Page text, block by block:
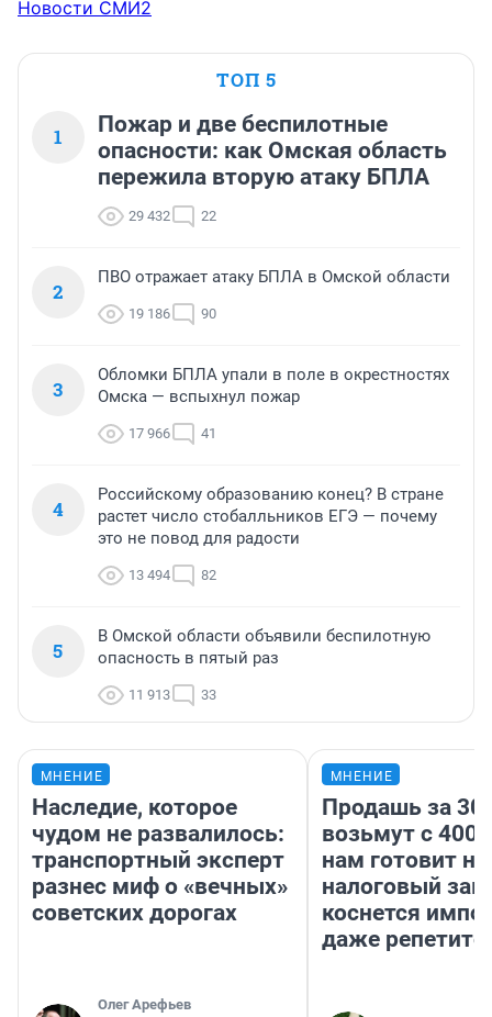
Новости СМИ2
ТОП 5
1
Пожар и две беспилотные
опасности: как Омская область
пережила вторую атаку БПЛА
29 432 22
2
ПВО отражает атаку БПЛА в Омской области
19 186 90
3
Обломки БПЛА упали в поле в окрестностях
Омска — вспыхнул пожар
17 966 41
4
Российскому образованию конец? В стране
растет число стобалльников ЕГЭ — почему
это не повод для радости
13 494 82
5
В Омской области объявили беспилотную
опасность в пятый раз
11 913 33
МНЕНИЕ
Наследие, которое
чудом не развалилось:
транспортный эксперт
разнес миф о «вечных»
советских дорогах
Олег Арефьев
МНЕНИЕ
Продашь за
возьмут с
нам готовит
налоговый
коснется
даже